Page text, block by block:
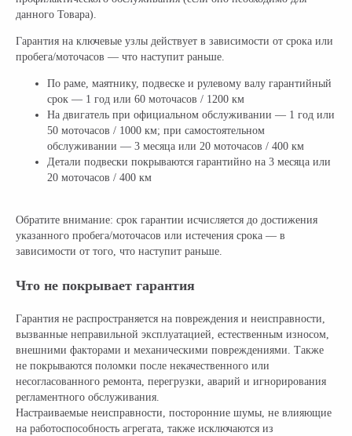
данного Товара).
Гарантия на ключевые узлы действует в зависимости от срока или
пробега/моточасов — что наступит раньше.
По раме, маятнику, подвеске и рулевому валу гарантийный
срок — 1 год или 60 моточасов / 1200 км
На двигатель при официальном обслуживании — 1 год или
50 моточасов / 1000 км; при самостоятельном
обслуживании — 3 месяца или 20 моточасов / 400 км
Детали подвески покрываются гарантийно на 3 месяца или
20 моточасов / 400 км
Обратите внимание: срок гарантии исчисляется до достижения
указанного пробега/моточасов или истечения срока — в
зависимости от того, что наступит раньше.
Что не покрывает гарантия
Гарантия не распространяется на повреждения и неисправности,
вызванные неправильной эксплуатацией, естественным износом,
внешними факторами и механическими повреждениями. Также
не покрываются поломки после некачественного или
несогласованного ремонта, перегрузки, аварий и игнорирования
регламентного обслуживания.
Настраиваемые неисправности, посторонние шумы, не влияющие
на работоспособность агрегата, также исключаются из